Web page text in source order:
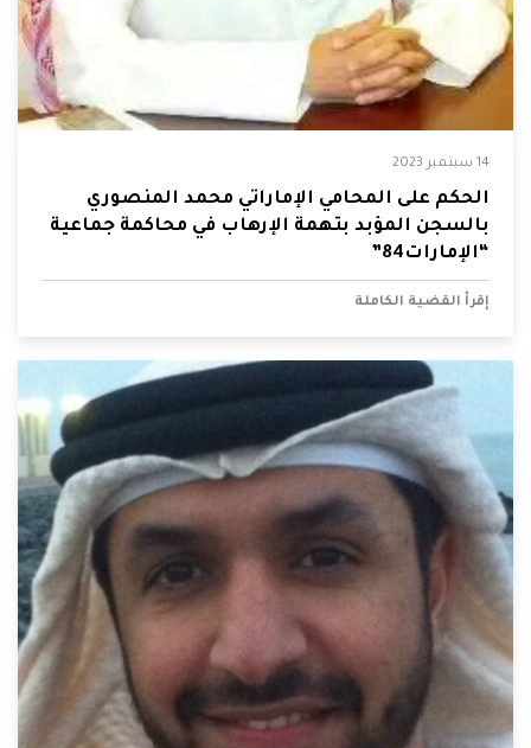
14 سبتمبر 2023
الحكم على المحامي الإماراتي محمد المنصوري
بالسجن المؤبد بتهمة الإرهاب في محاكمة جماعية
“الإمارات84”
إقرأ القضية الكاملة